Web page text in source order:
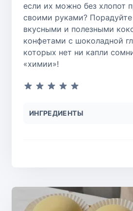
если их можно без хлопот
своими руками?
вкусными и полезными
конфетами с шоколадной
которых нет ни капли
«химии»!
ИНГРЕДИЕНТЫ